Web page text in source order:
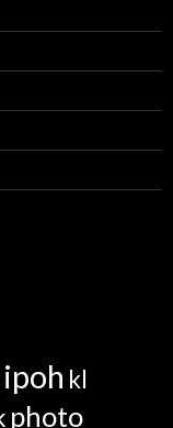
ipoh kl
photo